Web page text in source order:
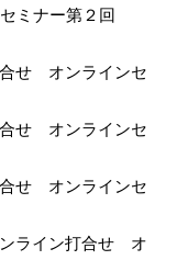
ミナー第２回
せ オンラインセ
せ オンラインセ
せ オンラインセ
ライン打合せ オ